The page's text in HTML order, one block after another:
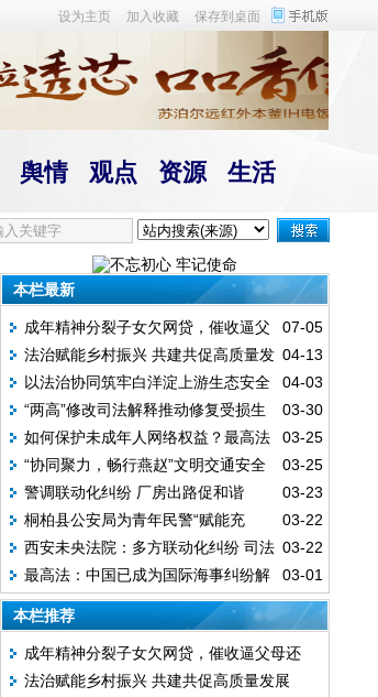
设为主页 加入收藏 保存到桌面
舆情 观点 资源 生活
本栏最新
07-05
成年精神分裂子女欠网贷，催收逼父
母还债？法律说清楚了
04-13
法治赋能乡村振兴 共建共促高质量发
展
04-03
以法治协同筑牢白洋淀上游生态安全
屏障
03-30
“两高”修改司法解释推动修复受损生
态环境
03-25
如何保护未成年人网络权益？最高法
发布指引
03-25
“协同聚力，畅行燕赵”文明交通安全
普法活动在石家庄启动
03-23
警调联动化纠纷 厂房出路促和谐
03-22
桐柏县公安局为青年民警“赋能充
电”解锁“幸福密码”
03-22
西安未央法院：多方联动化纠纷 司法
温情连两岸
03-01
最高法：中国已成为国际海事纠纷解
决的重要中心
本栏推荐
成年精神分裂子女欠网贷，催收逼父母还
债？法律说清楚了
法治赋能乡村振兴 共建共促高质量发展